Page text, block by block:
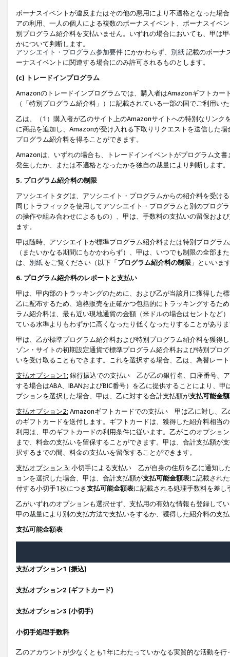
ボーナスイベントが違反またはその他の悪用により不適格となった場
アの利用、一人の個人による複数のボーナスイベント、ボーナスイベ
別プログラム紹介料を支払いません。いずれの場合においても、甲は
かについて判断します。
アソシエイト・プログラム参加要件 にかかわらず、 別紙記載のボーナ
ーナスイベントに関連する場合にのみ許可されるものとします。
(c) トレードインプログラム
Amazonのトレードインプログラムでは、購入者はAmazonギフトカ
（「特別プログラム紹介料」）に記載されている一部の国でご利用い
乙は、（1）購入者が乙のサイト上のAmazonサイトへの特別なリン
に商品を追加し、Amazonが受け入れる下取りリクエストを送信した
プログラム紹介料を得ることができます。
Amazonは、いずれの場合も、トレードインイベントがプログラム文
発生したか、または不適格となったかを独自の裁量により判断します。
5. プログラム紹介料の制限
アソシエイトタグは、アソシエイト・プログラムからの紹介料を受け
同じトラフィックを使用してアソシエイト・プログラムと別のプログ
の操作や組み合わせによるもの）、甲は、手数料の支払いの留保およ
ます。
甲は随時、アソシエイトが標準プログラム紹介料または特別プログラ
（またいかなる期間にもかかわらず）、甲は、いつでも制限の全部
は、 別紙 をご覧ください（以下「プログラム紹介料の制限 」といいま
6. プログラム紹介料のレポートと支払い
甲は、甲内部のトラッキングのために、および乙が当該月に獲得した
乙に配布するため、適格販売を正確かつ包括的にトラッキングするた
ラム紹介料は、最も近い現地通貨の金額（米ドルの場合はセントなど
ている水準よりもわずかに高くなったり低くなったりすることがあり
甲は、乙が標準プログラム紹介料および特別プログラム紹介料を獲得
ゾン・サイトの初期設定通貨で標準プログラム紹介料および特別プロ
いを受け取ることもできます。これを選択する場合、乙は、為替レー
支払オプション1: 銀行振込での支払い 乙が乙の銀行名、口座番号、
する場合はABA、IBANおよびBIC番号）を乙に提供することにより、
プションを選択した場合、甲は、乙に対する合計支払額が支払可能金
支払オプション2: Amazonギフトカードでの支払い 甲は乙に対し、乙
のギフトカードを送付します。ギフトカードは、獲得した紹介料相当
利用は、甲のギフトカードの利用条件に従います。乙がこのオプショ
まで、料金の支払いを留保することができます。甲は、合計支払額が
択するまでの間、料金の支払いを留保することができます。
支払オプション 3: 小切手による支払い 乙が自身の住所を乙に通知し
ョンを選択した場合、甲は、合計支払額が支払可能金額表に記載され
付する小切手1枚につき支払可能金額表に記載される処理手数料を差し
乙がいずれのオプションも選択せず、支払用の有効な情報も登録して
甲の裁量により別の支払方法で支払いをするか、獲得した紹介料の支
支払可能金額表
支払オプション1 (振込)
支払オプション2 (ギフトカード)
支払オプション3 (小切手)
小切手処理手数料
乙のアカウントが少なくとも1年にわたっていかなる実質的な活動を